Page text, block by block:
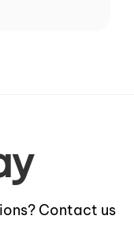
Contact us